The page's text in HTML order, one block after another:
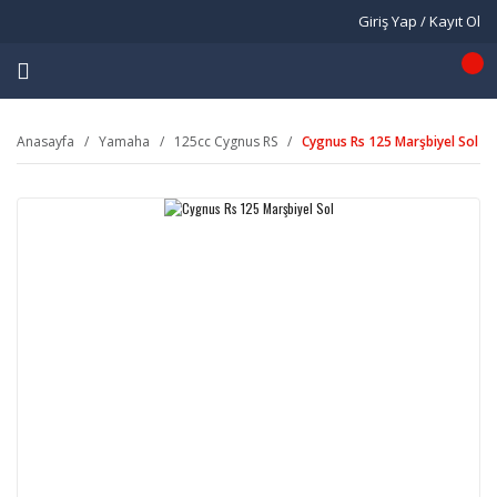
Giriş Yap / Kayıt Ol
Anasayfa Yamaha 125cc Cygnus RS Cygnus Rs 125 Marşbiyel Sol